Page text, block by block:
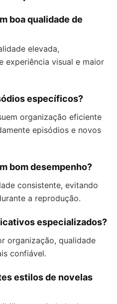
boa qualidade de
elevada,
experiência visual e maior
específicos?
organização eficiente
episódios e novos
bom desempenho?
consistente, evitando
a reprodução.
especializados?
organização, qualidade
confiável.
estilos de novelas